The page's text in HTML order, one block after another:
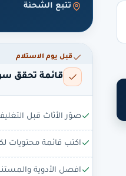
تتبع الشحنة
قبل يوم الاستلام
قائمة تحقق
صوّر الأثاث قبل
اكتب قائمة محتويات
افصل الأدوية